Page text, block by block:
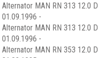
Alternator MAN RN 313 12.0
01.09.1996 -
Alternator MAN RN 313 12.0
01.09.1996 -
Alternator MAN RN 353 12.0